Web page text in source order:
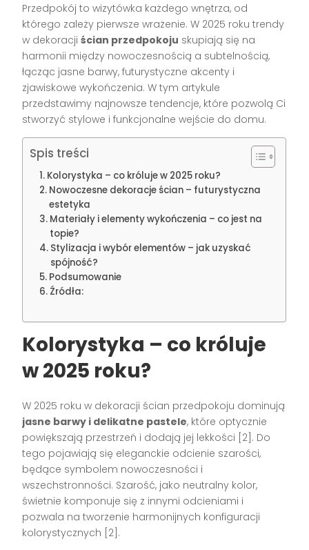
Przedpokój to wizytówka każdego wnętrza, od
którego zależy pierwsze wrażenie. W 2025 roku trendy
w dekoracjiścian przedpokoju skupiają się na
harmonii między nowoczesnością a subtelnością,
łącząc jasne barwy, futurystyczne akcenty i
zjawiskowe wykończenia. W tym artykule
przedstawimy najnowsze tendencje, które pozwolą Ci
stworzyć stylowe i funkcjonalne wejście do domu.
Spis treści
Kolorystyka – co króluje w 2025 roku?
Nowoczesne dekoracje ścian – futurystyczna
estetyka
Materiały i elementy wykończenia – co jest na
topie?
Stylizacja i wybór elementów – jak uzyskać
spójność?
Podsumowanie
Źródła:
Kolorystyka – co króluje
w 2025 roku?
W 2025 roku w dekoracji ścian przedpokoju dominują
jasne barwy i delikatne pastele, które optycznie
powiększają przestrzeń i dodają jej lekkości [2]. Do
tego pojawiają się eleganckie odcienie szarości,
będące symbolem nowoczesności i
wszechstronności. Szarość, jako neutralny kolor,
świetnie komponuje się z innymi odcieniami i
pozwala na tworzenie harmonijnych konfiguracji
kolorystycznych [2].